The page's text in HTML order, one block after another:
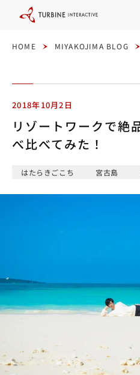
HOME MIYAKOJIMA BLOG
2018年10月2日
リゾートワークで絶
べ比べてみた！
はたらきごこち 宮古島